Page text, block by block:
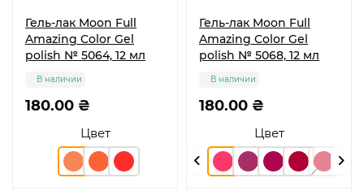
Гель-лак Moon Full
Amazing Color Gel
polish № 5064, 12 мл
Цвет
180.00 ₴
В наличии
Гель-лак Moon Full
Amazing Color Gel
polish № 5068, 12 мл
Цвет
180.00 ₴
В наличии